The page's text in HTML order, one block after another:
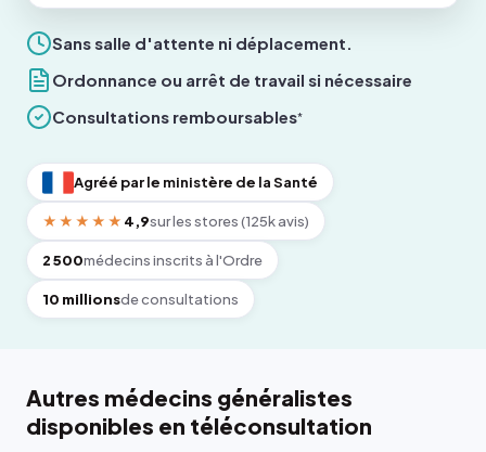
Sans salle d'attente ni déplacement.
Ordonnance ou arrêt de travail si nécessaire
Consultations remboursables*
Agréé par le ministère de la Santé
★★★★★ 4,9sur les stores (125k avis)
2 500médecins inscrits à l'Ordre
10 millionsde consultations
Autres médecins généralistes
disponibles en téléconsultation